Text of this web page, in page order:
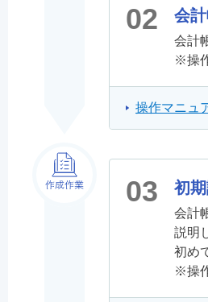
02 会
会計
※操
操作マニュ
03 初
会計
説明
初め
※操